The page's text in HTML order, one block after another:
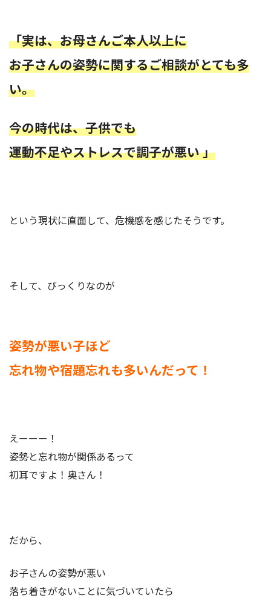
「実は、お母さんご本人以上に
お子さんの姿勢に関するご相談がとても多
い。
今の時代は、子供でも
運動不足やストレスで調子が悪い 」
という現状に直面して、危機感を感じたそうです。
そして、びっくりなのが
姿勢が悪い子ほど
忘れ物や宿題忘れも多いんだって！
えーーー！
姿勢と忘れ物が関係あるって
初耳ですよ！奥さん！
だから、
お子さんの姿勢が悪い
落ち着きがないことに気づいていたら